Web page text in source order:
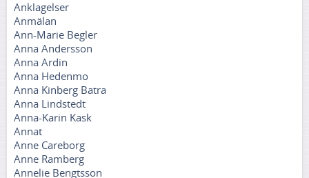
Anklagelser
Anmälan
Ann-Marie Begler
Anna Andersson
Anna Ardin
Anna Hedenmo
Anna Kinberg Batra
Anna Lindstedt
Anna-Karin Kask
Annat
Anne Careborg
Anne Ramberg
Annelie Bengtsson